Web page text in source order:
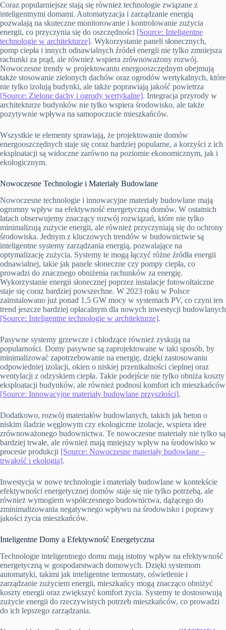
Coraz popularniejsze stają się również technologie związane z
inteligentnymi domami. Automatyzacja i zarządzanie energią
pozwalają na skuteczne monitorowanie i kontrolowanie zużycia
energii, co przyczynia się do oszczędności [Source: Inteligentne
technologie w architekturze]. Wykorzystanie paneli słonecznych,
pomp ciepła i innych odnawialnych źródeł energii nie tylko zmniejsza
rachunki za prąd, ale również wspiera zrównoważony rozwój.
Nowoczesne trendy w projektowaniu energooszczędnym obejmują
także stosowanie zielonych dachów oraz ogrodów wertykalnych, które
nie tylko izolują budynki, ale także poprawiają jakość powietrza
[Source: Zielone dachy i ogrody wertykalne]. Integracja przyrody w
architekturze budynków nie tylko wspiera środowisko, ale także
pozytywnie wpływa na samopoczucie mieszkańców.
Wszystkie te elementy sprawiają, że projektowanie domów
energooszczędnych staje się coraz bardziej popularne, a korzyści z ich
eksploatacji są widoczne zarówno na poziomie ekonomicznym, jak i
ekologicznym.
Nowoczesne Technologie i Materiały Budowlane
Nowoczesne technologie i innowacyjne materiały budowlane mają
ogromny wpływ na efektywność energetyczną domów. W ostatnich
latach obserwujemy znaczący rozwój rozwiązań, które nie tylko
minimalizują zużycie energii, ale również przyczyniają się do ochrony
środowiska. Jednym z kluczowych trendów w budownictwie są
inteligentne systemy zarządzania energią, pozwalające na
optymalizację zużycia. Systemy te mogą łączyć różne źródła energii
odnawialnej, takie jak panele słoneczne czy pompy ciepła, co
prowadzi do znacznego obniżenia rachunków za energię.
Wykorzystanie energii słonecznej poprzez instalacje fotowoltaiczne
staje się coraz bardziej powszechne. W 2023 roku w Polsce
zainstalowano już ponad 1,5 GW mocy w systemach PV, co czyni ten
trend jeszcze bardziej opłacalnym dla nowych inwestycji budowlanych
[Source: Inteligentne technologie w architekturze].
Pasywne systemy grzewcze i chłodzące również zyskują na
popularności. Domy pasywne są zaprojektowane w taki sposób, by
minimalizować zapotrzebowanie na energię, dzięki zastosowaniu
odpowiedniej izolacji, okien o niskiej przenikalności cieplnej oraz
wentylacji z odzyskiem ciepła. Takie podejście nie tylko obniża koszty
eksploatacji budynków, ale również podnosi komfort ich mieszkańców
[Source: Innowacyjne materiały budowlane przyszłości].
Dodatkowo, rozwój materiałów budowlanych, takich jak beton o
niskim śladzie węglowym czy ekologiczne izolacje, wspiera idee
zrównoważonego budownictwa. Te nowoczesne materiały nie tylko są
bardziej trwałe, ale również mają mniejszy wpływ na środowisko w
procesie produkcji [Source: Nowoczesne materiały budowlane –
trwałość i ekologia].
Inwestycja w nowe technologie i materiały budowlane w kontekście
efektywności energetycznej domów staje się nie tylko potrzebą, ale
również wymogiem współczesnego budownictwa, dążącego do
zminimalizowania negatywnego wpływu na środowisko i poprawy
jakości życia mieszkańców.
Inteligentne Domy a Efektywność Energetyczna
Technologie inteligentnego domu mają istotny wpływ na efektywność
energetyczną w gospodarstwach domowych. Dzięki systemom
automatyki, takimi jak inteligentne termostaty, oświetlenie i
zarządzanie zużyciem energii, mieszkańcy mogą znacząco obniżyć
koszty energii oraz zwiększyć komfort życia. Systemy te dostosowują
zużycie energii do rzeczywistych potrzeb mieszkańców, co prowadzi
do ich lepszego zarządzania.